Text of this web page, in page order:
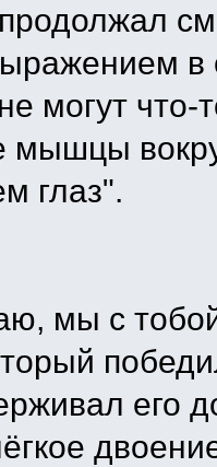
в
могут
мышцы
глаз".
мы с
его